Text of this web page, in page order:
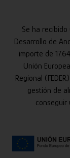
Se ha
Desarrollo de
importe de
Unión
Regional
gestión de
conseguir